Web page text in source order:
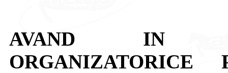
AVAND IN
ORGANIZATORICE